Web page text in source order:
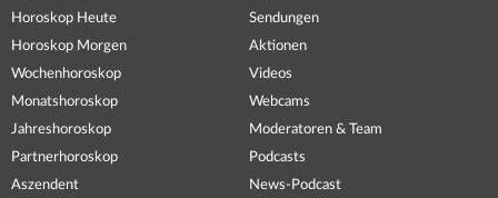
Horoskop Heute
Horoskop Morgen
Wochenhoroskop
Monatshoroskop
Jahreshoroskop
Partnerhoroskop
Aszendent
Sendungen
Aktionen
Videos
Webcams
Moderatoren & Team
Podcasts
News-Podcast